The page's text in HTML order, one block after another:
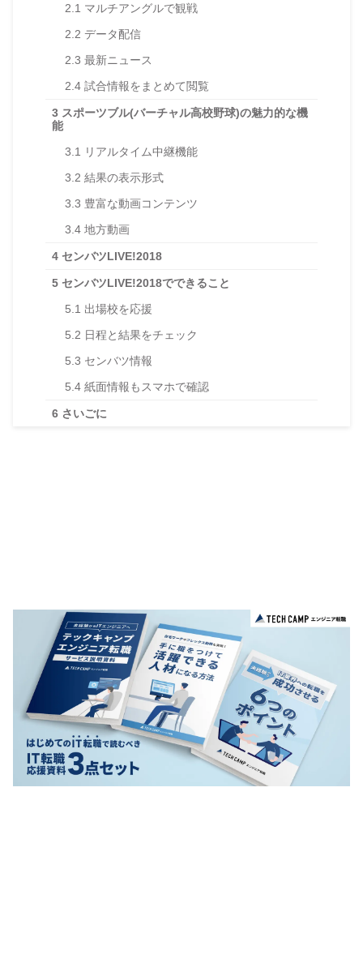
2.1 マルチアングルで観戦
2.2 データ配信
2.3 最新ニュース
2.4 試合情報をまとめて閲覧
3 スポーツブル(バーチャル高校野球)の魅力的な機
能
3.1 リアルタイム中継機能
3.2 結果の表示形式
3.3 豊富な動画コンテンツ
3.4 地方動画
4 センバツLIVE!2018
5 センバツLIVE!2018でできること
5.1 出場校を応援
5.2 日程と結果をチェック
5.3 センバツ情報
5.4 紙面情報もスマホで確認
6 さいごに